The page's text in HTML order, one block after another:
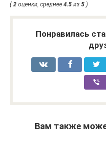
(2 оценки, среднее 4.5 из 5 )
Понравилась
Вам также